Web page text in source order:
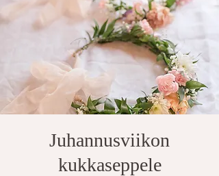
Juhannusviikon
kukkaseppele